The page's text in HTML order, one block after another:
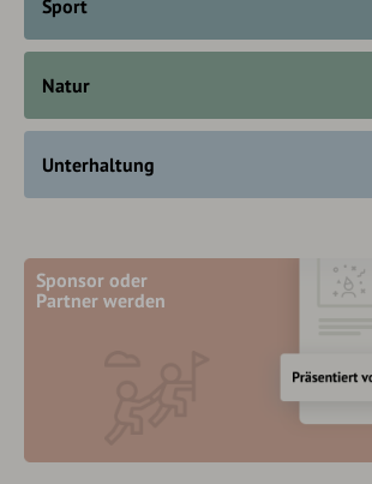
Sport
Natur
Unterhaltung
Sponsor oder
Partner werden